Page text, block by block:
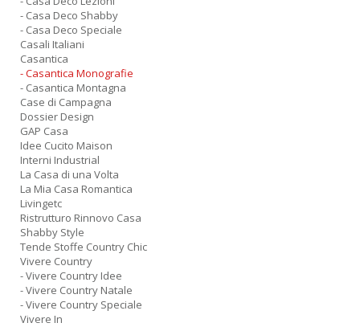
- Casa Deco Shabby
- Casa Deco Speciale
Casali Italiani
Casantica
- Casantica Monografie
- Casantica Montagna
Case di Campagna
Dossier Design
GAP Casa
Idee Cucito Maison
Interni Industrial
La Casa di una Volta
La Mia Casa Romantica
Livingetc
Ristrutturo Rinnovo Casa
Shabby Style
Tende Stoffe Country Chic
Vivere Country
- Vivere Country Idee
- Vivere Country Natale
- Vivere Country Speciale
Vivere In